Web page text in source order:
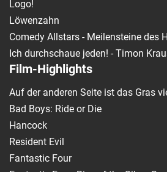
Logo!
Löwenzahn
Comedy Allstars - Meilensteine des
Ich durchschaue jeden! - Timon
Film-Highlights
Auf der anderen Seite ist das Gras
Bad Boys: Ride or Die
Hancock
Resident Evil
Fantastic Four